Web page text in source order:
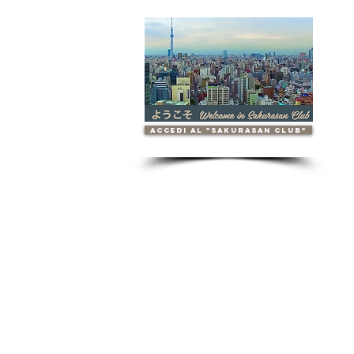
accedi al "Sakurasan Club"